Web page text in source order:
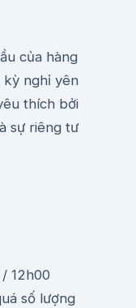
của hàng
kỳ nghỉ yên
thích bởi
sự riêng tư
12h00
số lượng